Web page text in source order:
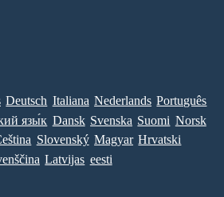
Deutsch Italiana Nederlands Português
язы́к Dansk Svenska Suomi Norsk
Slovenský Magyar Hrvatski
Latvijas eesti